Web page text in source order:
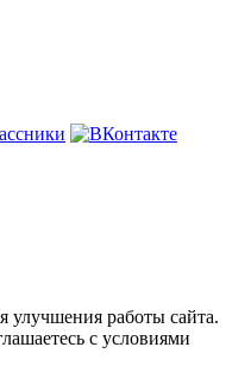
работы сайта.
с условиями